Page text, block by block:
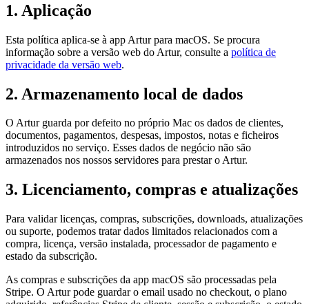
1. Aplicação
Esta política aplica-se à app Artur para macOS. Se procura
informação sobre a versão web do Artur, consulte a política de
privacidade da versão web.
2. Armazenamento local de dados
O Artur guarda por defeito no próprio Mac os dados de clientes,
documentos, pagamentos, despesas, impostos, notas e ficheiros
introduzidos no serviço. Esses dados de negócio não são
armazenados nos nossos servidores para prestar o Artur.
3. Licenciamento, compras e atualizações
Para validar licenças, compras, subscrições, downloads, atualizações
ou suporte, podemos tratar dados limitados relacionados com a
compra, licença, versão instalada, processador de pagamento e
estado da subscrição.
As compras e subscrições da app macOS são processadas pela
Stripe. O Artur pode guardar o email usado no checkout, o plano